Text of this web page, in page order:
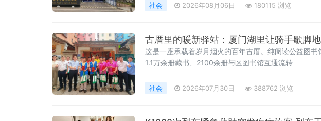
应用、诉调对接机制及跨域诉讼服务工作情
社会 2026年08月06日 180115 浏览
古厝里的暖新驿站：厦门湖里让骑手歇脚
这是一座承载着岁月烟火的百年古厝。纯阅读公益图
1.1万余册藏书、2100余册与区图书馆互通流转
社会 2026年07月30日 388762 浏览